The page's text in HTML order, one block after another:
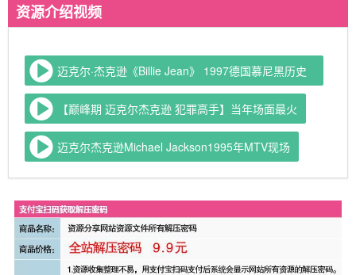
资源介绍视频
迈克尔·杰克逊《Billie Jean》 1997德国慕尼黑历史
演唱会
【巅峰期 迈克尔杰克逊 犯罪高手】当年场面最火
迈克尔杰克逊Michael Jackson1995年MTV现场